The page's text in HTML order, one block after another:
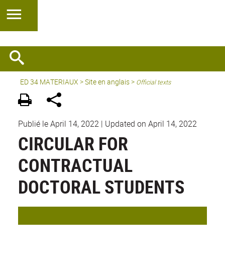
ED 34 MATERIAUX >Site en anglais> Official texts
Publié le April 14, 2022 | Updated on April 14, 2022
CIRCULAR FOR
CONTRACTUAL
DOCTORAL STUDENTS